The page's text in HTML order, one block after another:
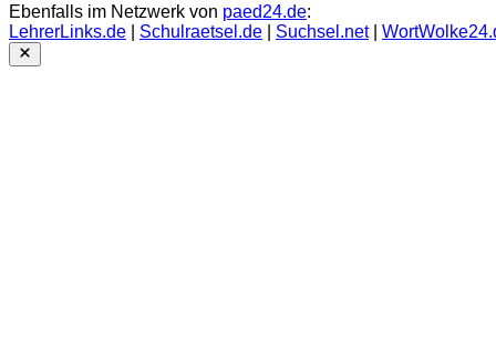
Ebenfalls im Netzwerk von paed24.de:
LehrerLinks.de
Schulraetsel.de Suchsel.net|
Close